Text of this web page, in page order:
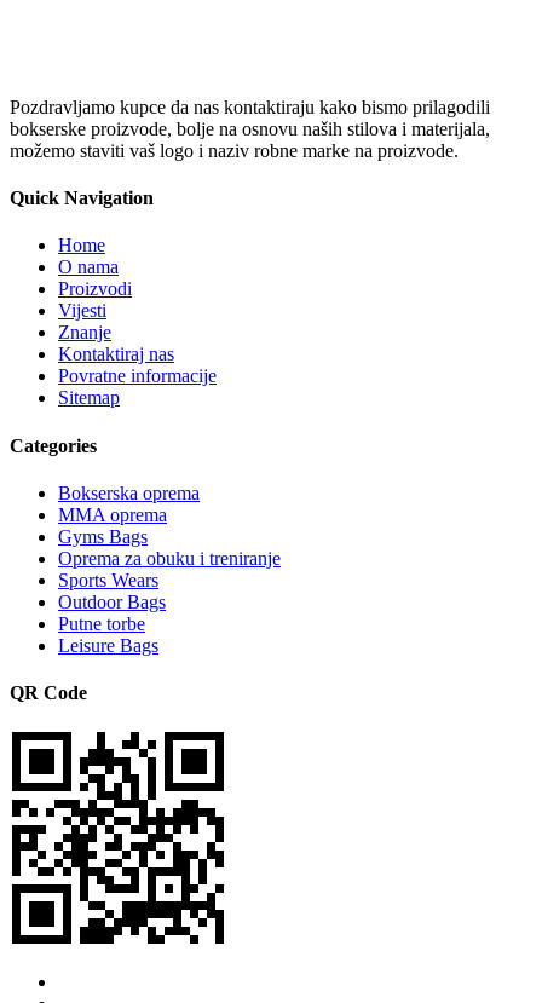
Pozdravljamo kupce da nas kontaktiraju kako bismo prilagodili
bokserske proizvode, bolje na osnovu naših stilova i materijala,
možemo staviti vaš logo i naziv robne marke na proizvode.
Quick Navigation
Home
O nama
Proizvodi
Vijesti
Znanje
Kontaktiraj nas
Povratne informacije
Sitemap
Categories
Bokserska oprema
MMA oprema
Gyms Bags
Oprema za obuku i treniranje
Sports Wears
Outdoor Bags
Putne torbe
Leisure Bags
QR Code